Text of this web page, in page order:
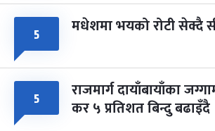
५ मधेशमा भयको रोटी सेक्दै
५ राजमार्ग दायाँबायाँका
कर ५ प्रतिशत बिन्दु बढाइँदै